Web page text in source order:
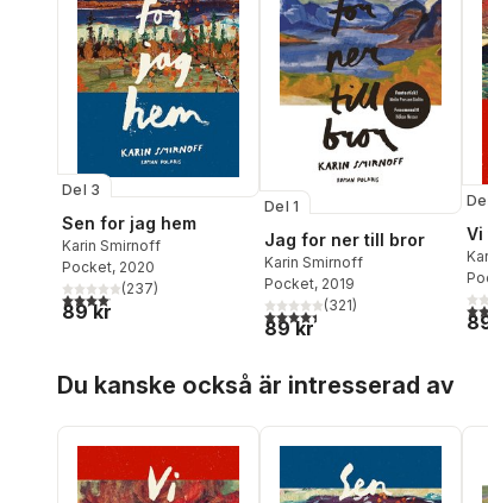
Del 3
Sen for jag hem
Karin Smirnoff
Pocket, 2020
4,1utav 5 stjärnor. Totalt antal röster:
(237)
89 kr
Del 1
Jag for ner till bror
Karin Smirnoff
Pocket, 2019
4,4utav 5 stjärnor. Totalt antal
(321)
89 kr
Vi
4,5
Du kanske också är intresserad av